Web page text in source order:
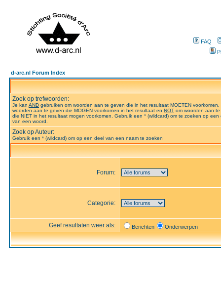
FAQ
d-arc.nl Forum Index
Zoek op trefwoorden:
Je kan AND gebruiken om woorden aan te geven die in het resultaat MOETEN voorkomen,
woorden aan te geven die MOGEN voorkomen in het resultaat en NOT om woorden aan
die NIET in het resultaat mogen voorkomen. Gebruik een * (wildcard) om te zoeken op een
van een woord.
Zoek op Auteur:
Gebruik een * (wildcard) om op een deel van een naam te zoeken
Forum:
Categorie:
Geef resultaten weer als: Berichten Onderwerpen